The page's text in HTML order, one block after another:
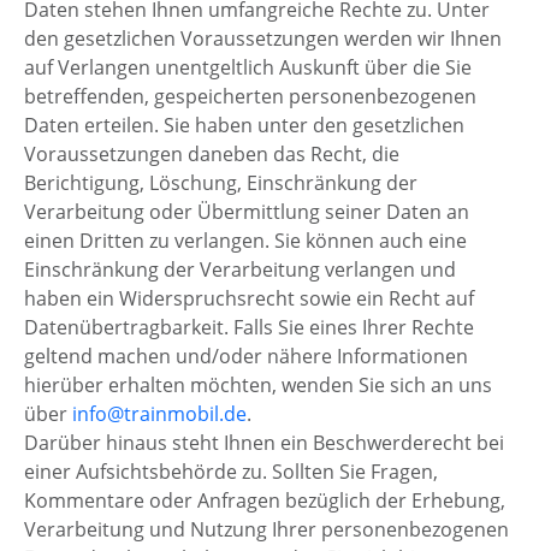
Daten stehen Ihnen umfangreiche Rechte zu. Unter
den gesetzlichen Voraussetzungen werden wir Ihnen
auf Verlangen unentgeltlich Auskunft über die Sie
betreffenden, gespeicherten personenbezogenen
Daten erteilen. Sie haben unter den gesetzlichen
Voraussetzungen daneben das Recht, die
Berichtigung, Löschung, Einschränkung der
Verarbeitung oder Übermittlung seiner Daten an
einen Dritten zu verlangen. Sie können auch eine
Einschränkung der Verarbeitung verlangen und
haben ein Widerspruchsrecht sowie ein Recht auf
Datenübertragbarkeit. Falls Sie eines Ihrer Rechte
geltend machen und/oder nähere Informationen
hierüber erhalten möchten, wenden Sie sich an uns
über info@trainmobil.de.
Darüber hinaus steht Ihnen ein Beschwerderecht bei
einer Aufsichtsbehörde zu. Sollten Sie Fragen,
Kommentare oder Anfragen bezüglich der Erhebung,
Verarbeitung und Nutzung Ihrer personenbezogenen